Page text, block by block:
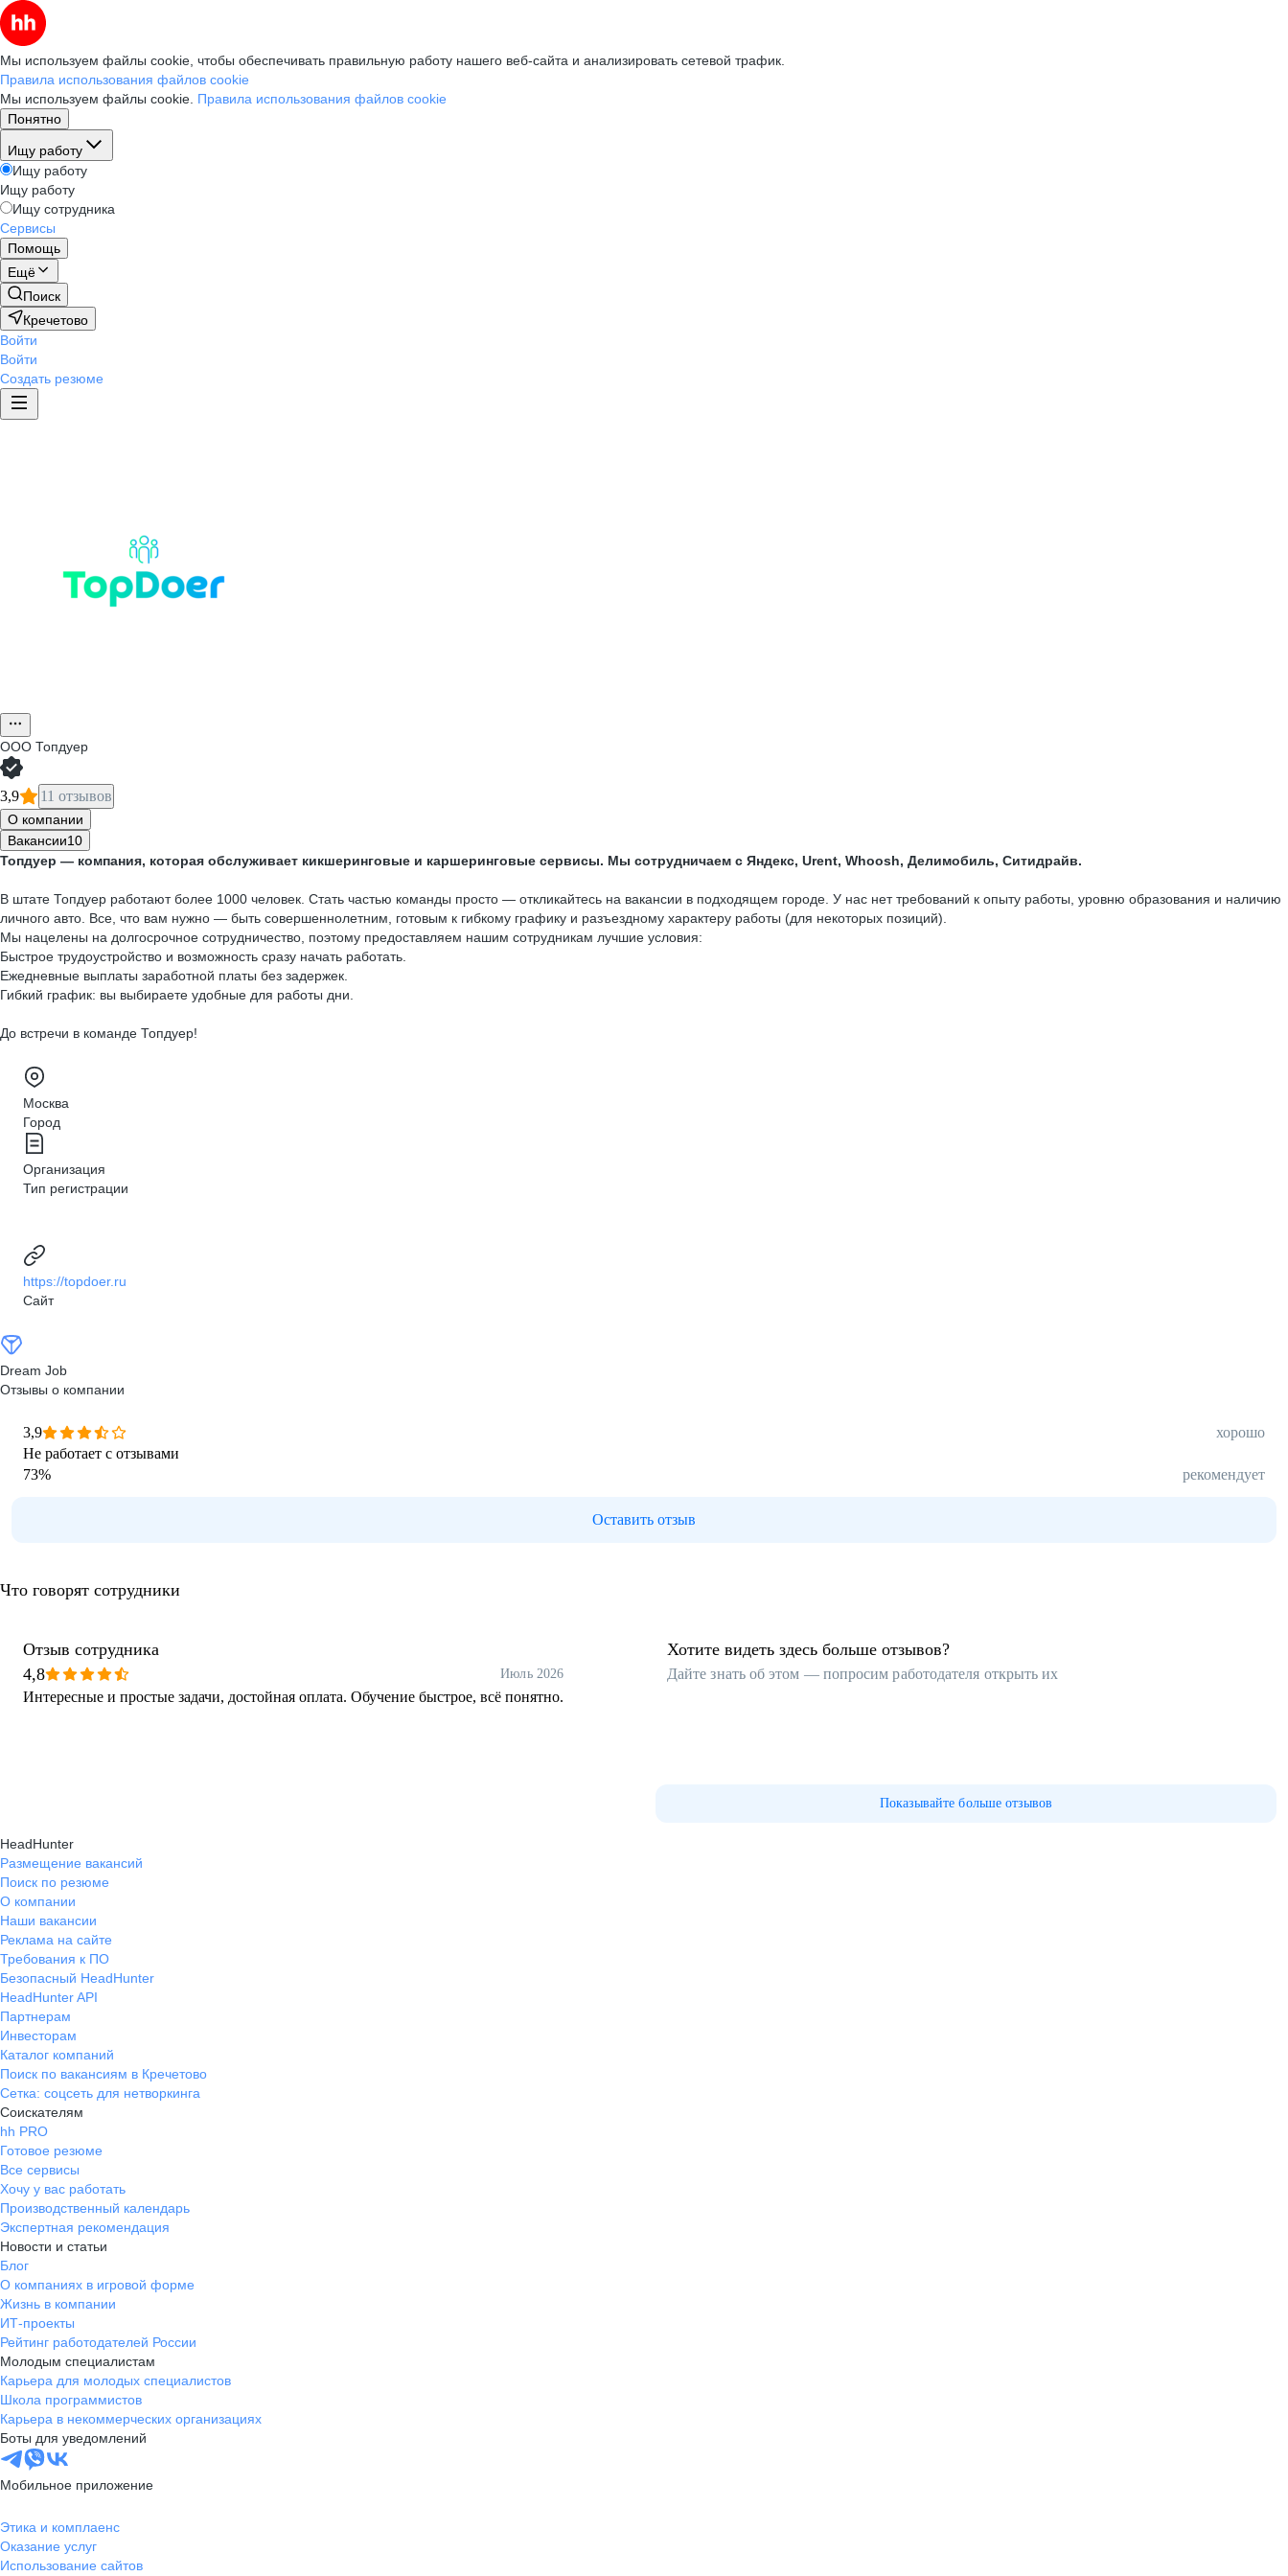
Мы используем файлы cookie, чтобы обеспечивать правильную работу нашего веб-сайта и анализировать сетевой трафик.
Правила использования файлов cookie
Мы используем файлы cookie. Правила использования файлов cookie
Понятно
Ищу работу
Ищу работу
Ищу работу
Ищу сотрудника
Сервисы
Помощь
Ещё
Поиск
Кречетово
Войти
Войти
Создать резюме
ООО Топдуер
3,9 11 отзывов
О компании
Вакансии10
Топдуер — компания, которая обслуживает кикшеринговые и каршеринговые сервисы. Мы сотрудничаем с Яндекс, Urent, Whoosh, Делимобиль, Ситидрайв.
В штате Топдуер работают более 1000 человек. Стать частью команды просто — откликайтесь на вакансии в подходящем городе. У нас нет требований к опыту работы, уровню образования и наличию
личного авто. Все, что вам нужно — быть совершеннолетним, готовым к гибкому графику и разъездному характеру работы (для некоторых позиций).
Мы нацелены на долгосрочное сотрудничество, поэтому предоставляем нашим сотрудникам лучшие условия:
Быстрое трудоустройство и возможность сразу начать работать.
Ежедневные выплаты заработной платы без задержек.
Гибкий график: вы выбираете удобные для работы дни.
До встречи в команде Топдуер!
Москва
Город
Организация
Тип регистрации
https://topdoer.ru
Сайт
Dream Job
Отзывы о компании
3,9
хорошо
Не работает с отзывами
73% рекомендует
Оставить отзыв
Что говорят сотрудники
Отзыв сотрудника
4,8
Июль 2026
Интересные и простые задачи, достойная оплата. Обучение быстрое, всё понятно.
Хотите видеть здесь больше отзывов?
Дайте знать об этом — попросим работодателя открыть их
Показывайте больше отзывов
HeadHunter
Размещение вакансий
Поиск по резюме
О компании
Наши вакансии
Реклама на сайте
Требования к ПО
Безопасный HeadHunter
HeadHunter API
Партнерам
Инвесторам
Каталог компаний
Поиск по вакансиям в Кречетово
Сетка: соцсеть для нетворкинга
Соискателям
hh PRO
Готовое резюме
Все сервисы
Хочу у вас работать
Производственный календарь
Экспертная рекомендация
Новости и статьи
Блог
О компаниях в игровой форме
Жизнь в компании
ИТ-проекты
Рейтинг работодателей России
Молодым специалистам
Карьера для молодых специалистов
Школа программистов
Карьера в некоммерческих организациях
Боты для уведомлений
Мобильное приложение
Этика и комплаенс
Оказание услуг
Использование сайтов